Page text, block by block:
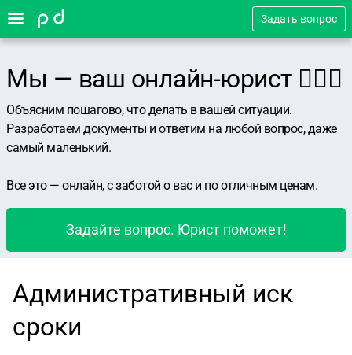
Задать вопрос
Мы — ваш онлайн-юрист 👨🏻‍⚖️
Объясним пошагово, что делать в вашей ситуации.
Разработаем документы и ответим на любой вопрос, даже
самый маленький.
Все это — онлайн, с заботой о вас и по отличным ценам.
Задайте вопрос. Юрист поможет!
Административный иск
сроки